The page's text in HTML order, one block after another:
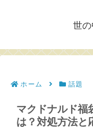
世
ホーム 話題
マクドナルド福
は？対処方法と